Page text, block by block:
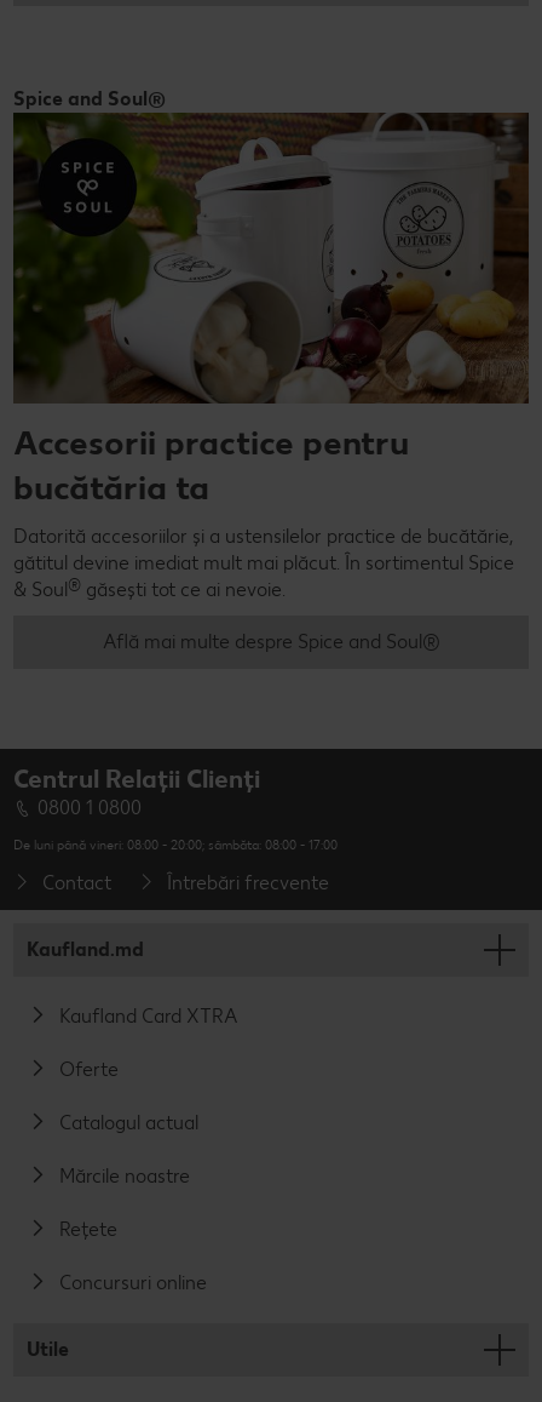
Spice and Soul®
Accesorii practice pentru
bucătăria ta
Datorită accesoriilor și a ustensilelor practice de bucătărie,
gătitul devine imediat mult mai plăcut. În sortimentul Spice
& Soul® găsești tot ce ai nevoie.
Află mai multe despre Spice and Soul®
Centrul Relații Clienți
0800 1 0800
De luni până vineri: 08:00 - 20:00; sâmbăta: 08:00 - 17:00
Contact Întrebări frecvente
Kaufland.md
Kaufland Card XTRA
Oferte
Catalogul actual
Mărcile noastre
Rețete
Concursuri online
Utile